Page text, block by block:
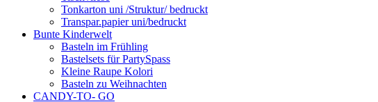
Tonkarton uni /Struktur/ bedruckt
Transpar.papier uni/bedruckt
Bunte Kinderwelt
Basteln im Frühling
Bastelsets für PartySpass
Kleine Raupe Kolori
Basteln zu Weihnachten
CANDY-TO- GO